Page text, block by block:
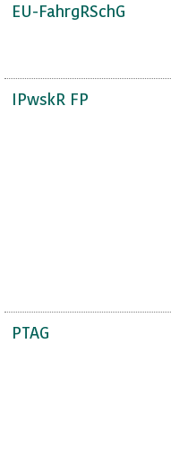
EU-FahrgRSchG
IPwskR FP
PTAG